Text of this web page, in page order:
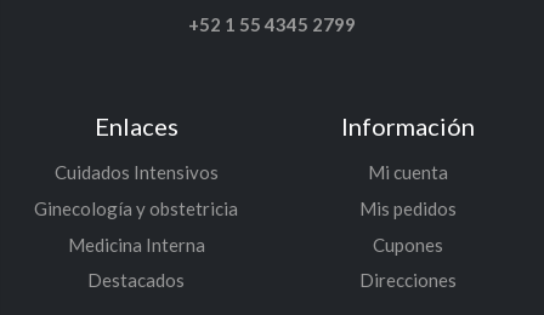
+52 1 55 4345 2799
Enlaces
Cuidados Intensivos
Ginecología y obstetricia
Medicina Interna
Destacados
Información
Mi cuenta
Mis pedidos
Cupones
Direcciones